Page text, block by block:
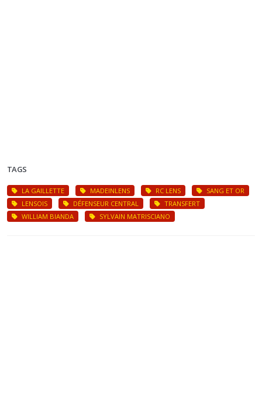
TAGS
LA GAILLETTE MADEINLENS RC LENS
SANG ET OR
LENSOIS
DÉFENSEUR CENTRAL
TRANSFERT
WILLIAM BIANDA
SYLVAIN MATRISCIANO